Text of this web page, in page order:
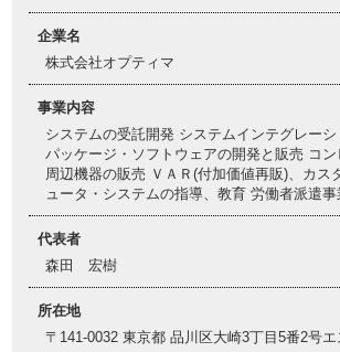
企業名
株式会社オプティマ
事業内容
システムの受託開発 システムインテグレー
パッケージ・ソフトウェアの開発と販売 コ
周辺機器の販売 ＶＡＲ(付加価値再販)、カス
ュータ・システムの指導、教育 労働者派遣事
代表者
森田 宏樹
所在地
〒141-0032 東京都 品川区大崎3丁目5番2号